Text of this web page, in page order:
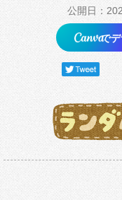
公開日：
で